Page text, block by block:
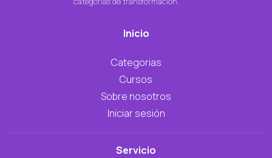
Inicio
Categorias
Cursos
Sobre nosotros
Iniciar sesión
Servicio